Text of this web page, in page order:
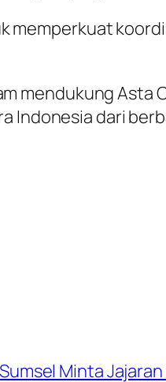
memperkuat
mendukung Asta
Indonesia dari
Minta